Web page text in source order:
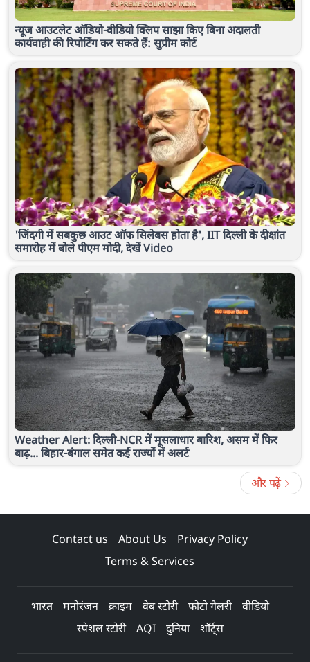
न्यूज आउटलेट ऑडियो-वीडियो क्लिप साझा किए बिना अदालती
कार्यवाही की रिपोर्टिंग कर सकते हैं: सुप्रीम कोर्ट
'जिंदगी में सबकुछ आउट ऑफ सिलेबस होता है', IIT दिल्ली के दीक्षांत
समारोह में बोले पीएम मोदी, देखें Video
Weather Alert: दिल्ली-NCR में मूसलाधार बारिश, असम में फिर
बाढ़... बिहार-बंगाल समेत कई राज्यों में अलर्ट
और पढ़ें
Contact us About Us
Privacy Policy
Terms & Services
भारत मनोरंजन क्राइम वेब स्टोरी फोटो गैलरी
वीडियो
स्पेशल स्टोरी
AQI दुनिया शॉर्ट्स